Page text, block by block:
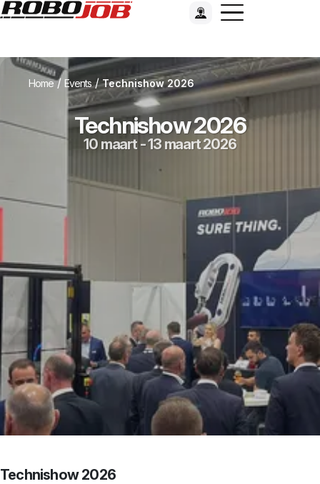
Home/ Events/Technishow 2026
Technishow 2026
10 maart - 13 maart 2026
Technishow 2026